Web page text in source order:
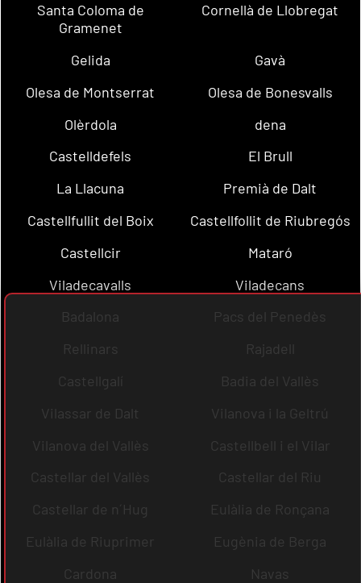
Santa Coloma de
Gramenet
Cornellà de Llobregat
Gelida
Gavà
Olesa de Montserrat
Olesa de Bonesvalls
Olèrdola
dena
Castelldefels
El Brull
La Llacuna
Premià de Dalt
Castellfullit del Boix
Castellfollit de Riubregós
Castellcir
Mataró
Viladecavalls
Viladecans
Badalona
Pacs del Penedès
Rellinars
Rajadell
Castellgalí
Badia del Vallès
Vilassar de Dalt
Vilanova i la Geltrú
Vilanova del Vallès
Castellbell i el Vilar
Castellar del Vallès
Castellar del Riu
Castellar de n´Hug
Eulàlia de Ronçana
Eulàlia de Riuprimer
Eugènia de Berga
Cardona
Navas